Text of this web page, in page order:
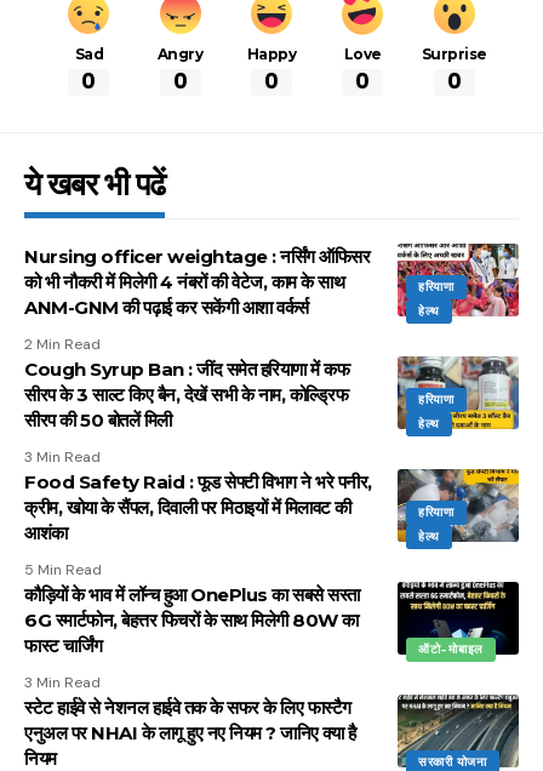
Sad
0
Angry
0
Happy
0
Love
0
Surprise
0
ये खबर भी पढें
हरियाणा
हेल्थ
Nursing officer weightage : नर्सिंग ऑफिसर
को भी नौकरी में मिलेगी 4 नंबरों की वेटेज, काम के साथ
ANM-GNM की पढ़ाई कर सकेंगी आशा वर्कर्स
2 Min Read
हरियाणा
हेल्थ
Cough Syrup Ban : जींद समेत हरियाणा में कफ
सीरप के 3 साल्ट किए बैन, देखें सभी के नाम, कोल्ड्रिफ
सीरप की 50 बोतलें मिली
3 Min Read
हरियाणा
हेल्थ
Food Safety Raid : फूड सेफ्टी विभाग ने भरे पनीर,
क्रीम, खोया के सैंपल, दिवाली पर मिठाइयों में मिलावट की
आशंका
5 Min Read
ऑटो-मोबाइल
कौड़ियों के भाव में लॉन्च हुआ OnePlus का सबसे सस्ता
6G स्मार्टफोन, बेहत्तर फिचरों के साथ मिलेगी 80W का
फास्ट चार्जिंग
3 Min Read
सरकारी योजना
स्टेट हाईवे से नेशनल हाईवे तक के सफर के लिए फास्टैग
एनुअल पर NHAI के लागू हुए नए नियम ? जानिए क्या है
नियम